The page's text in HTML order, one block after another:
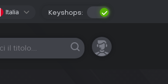
Italia Keyshops:
piattaforme